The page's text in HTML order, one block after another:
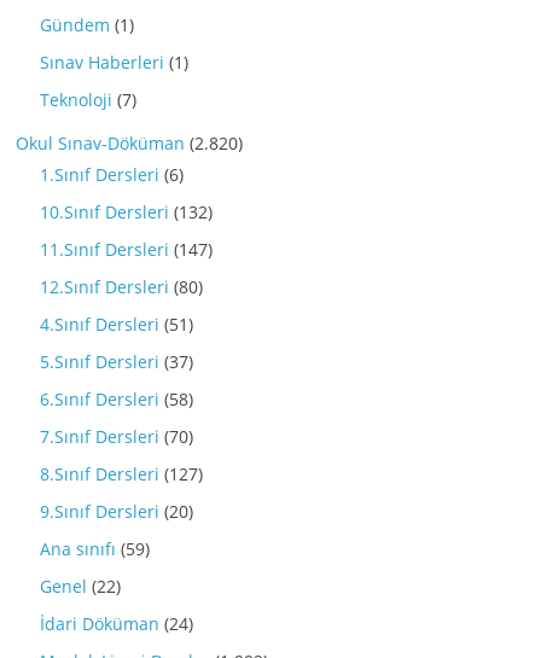
Gündem (1)
Sınav Haberleri (1)
Teknoloji (7)
Okul Sınav-Döküman (2.820)
1.Sınıf Dersleri (6)
10.Sınıf Dersleri (132)
11.Sınıf Dersleri (147)
12.Sınıf Dersleri (80)
4.Sınıf Dersleri (51)
5.Sınıf Dersleri (37)
6.Sınıf Dersleri (58)
7.Sınıf Dersleri (70)
8.Sınıf Dersleri (127)
9.Sınıf Dersleri (20)
Ana sınıfı (59)
Genel (22)
İdari Döküman (24)